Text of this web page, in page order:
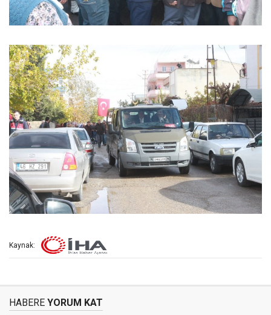
Kaynak:
HABERE YORUM KAT